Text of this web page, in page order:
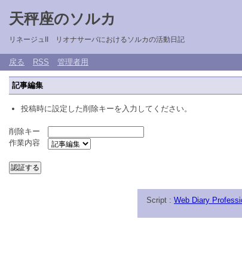
天秤座のソルカ
リネージュII リオナサーバにおけるソルカの活動日記
戻る RSS 管理者用
記事編集
投稿時に設定した削除キーを入力してください。
削除キー
作業内容
Script : Web Diary